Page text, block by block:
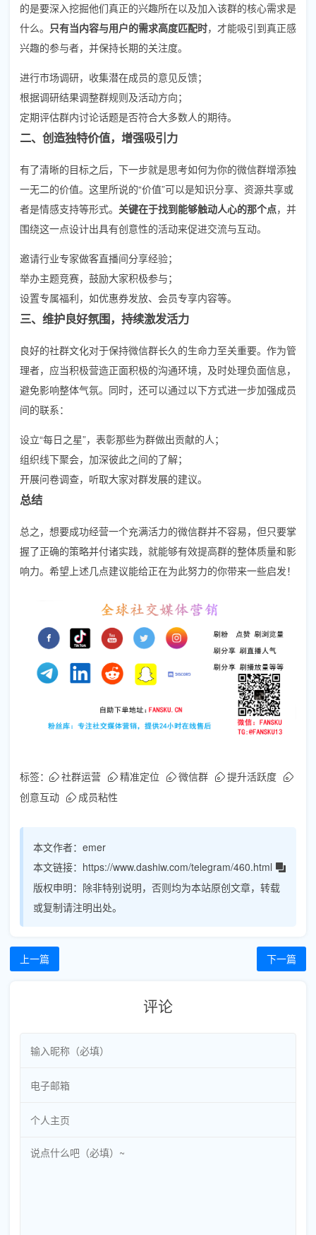
的是要深入挖掘他们真正的兴趣所在以及加入该群的核心需求是
什么。 只有当内容与用户的需求高度匹配时，才能吸引到真正感
兴趣的参与者，并保持长期的关注度。
进行市场调研，收集潜在成员的意见反馈；
根据调研结果调整群规则及活动方向；
定期评估群内讨论话题是否符合大多数人的期待。
二、创造独特价值，增强吸引力
有了清晰的目标之后，下一步就是思考如何为你的微信群增添独
一无二的价值。这里所说的“价值”可以是知识分享、资源共享或
者是情感支持等形式。 关键在于找到能够触动人心的那个点，并
围绕这一点设计出具有创意性的活动来促进交流与互动。
邀请行业专家做客直播间分享经验；
举办主题竞赛，鼓励大家积极参与；
设置专属福利，如优惠券发放、会员专享内容等。
三、维护良好氛围，持续激发活力
良好的社群文化对于保持微信群长久的生命力至关重要。作为管
理者，应当积极营造正面积极的沟通环境，及时处理负面信息，
避免影响整体气氛。同时，还可以通过以下方式进一步加强成员
间的联系：
设立“每日之星”，表彰那些为群做出贡献的人；
组织线下聚会，加深彼此之间的了解；
开展问卷调查，听取大家对群发展的建议。
总结
总之，想要成功经营一个充满活力的微信群并不容易，但只要掌
握了正确的策略并付诸实践，就能够有效提高群的整体质量和影
响力。希望上述几点建议能给正在为此努力的你带来一些启发！
标签： 社群运营 精准定位 微信群
提升活跃度
创意互动
成员粘性
本文作者： emer
本文链接： https://www.dashiw.com/telegram/460.html
版权申明： 除非特别说明，否则均为本站原创文章，转载
或复制请注明出处。
上一篇 下一篇
评论